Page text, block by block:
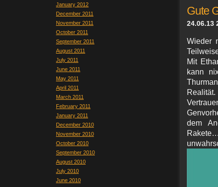
January 2012
December 2011
November 2011
October 2011
September 2011
August 2011
July 2011
June 2011
May 2011
April 2011
March 2011
February 2011
January 2011
December 2010
November 2010
October 2010
September 2010
August 2010
July 2010
June 2010
Gute
24.06.13
Wieder
Mit
kann
dem